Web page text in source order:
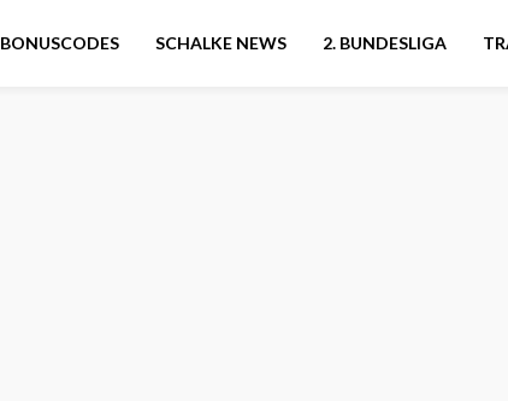
BONUSCODES SCHALKE NEWS 2. BUNDESLIGA